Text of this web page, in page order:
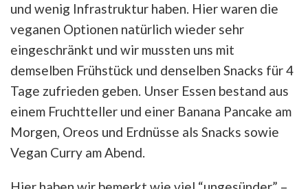
und wenig Infrastruktur haben. Hier waren die
veganen Optionen natürlich wieder sehr
eingeschränkt und wir mussten uns mit
demselben Frühstück und denselben Snacks für 4
Tage zufrieden geben. Unser Essen bestand aus
einem Fruchtteller und einer Banana Pancake am
Morgen, Oreos und Erdnüsse als Snacks sowie
Vegan Curry am Abend.